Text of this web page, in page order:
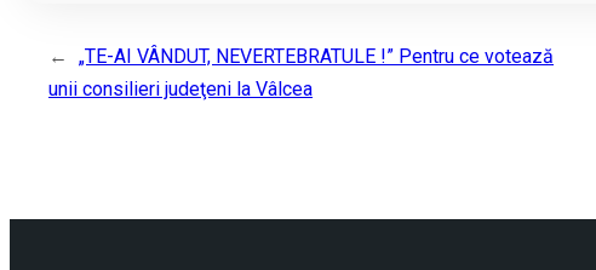
←
„TE-AI VÂNDUT, NEVERTEBRATULE !” Pentru ce votează
unii consilieri judeţeni la Vâlcea